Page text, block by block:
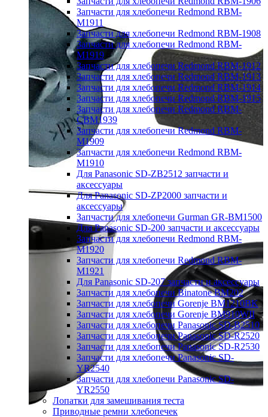
Запчасти для хлебопечи Redmond RBM-
M1911
Запчасти для хлебопечи Redmond RBM-1908
Запчасти для хлебопечи Redmond RBM-
M1919
Запчасти для хлебопечи Redmond RBM-1912
Запчасти для хлебопечи Redmond RBM-1913
Запчасти для хлебопечи Redmond RBM-1914
Запчасти для хлебопечи Redmond RBM-1915
Запчасти для хлебопечи Redmond RBM-
CBM1939
Запчасти для хлебопечи Redmond RBM-
M1909
Запчасти для хлебопечи Redmond RBM-
M1910
Для Panasonic SD-ZB2512 запчасти и
аксессуары
Для Panasonic SD-ZP2000 запчасти и
аксессуары
Запчасти для хлебопечи Gurman GR-BM1500
Для Panasonic SD-200 запчасти и аксессуары
Запчасти для хлебопечи Redmond RBM-
M1920
Запчасти для хлебопечи Redmond RBM-
M1921
Для Panasonic SD-207 запчасти и аксессуары
Запчасти для хлебопечи Binatone BM202
Запчасти для хлебопечи Gorenje BM1210BK
Запчасти для хлебопечи Gorenje BM910WII
Запчасти для хлебопечи Panasonic SD-B2510
Запчасти для хлебопечи Panasonic SD-R2520
Запчасти для хлебопечи Panasonic SD-R2530
Запчасти для хлебопечи Panasonic SD-
YR2540
Запчасти для хлебопечи Panasonic SD-
YR2550
Лопатки для замешивания теста
Приводные ремни хлебопечек